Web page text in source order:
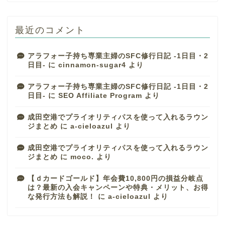
最近のコメント
アラフォー子持ち専業主婦のSFC修行日記 -1日目・2
日目- に cinnamon-sugar4 より
アラフォー子持ち専業主婦のSFC修行日記 -1日目・2
日目- に SEO Affiliate Program より
成田空港でプライオリティパスを使って入れるラウン
ジまとめ に a-cieloazul より
成田空港でプライオリティパスを使って入れるラウン
ジまとめ に moco. より
【ｄカードゴールド】年会費10,800円の損益分岐点
は？最新の入会キャンペーンや特典・メリット、お得
な発行方法も解説！
に a-cieloazul より